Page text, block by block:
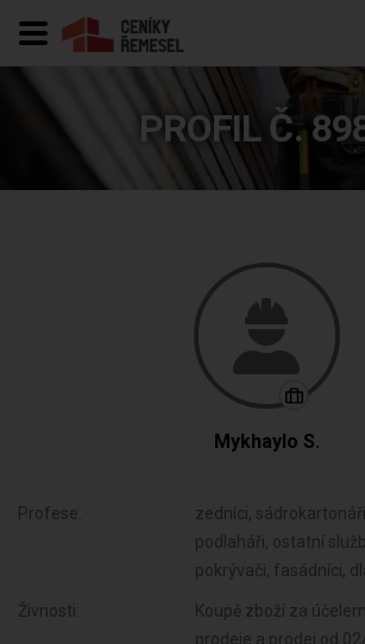
PROFIL Č.
Mykhaylo S.
Profese:
zedníci,
podlaháři, ostatní
pokrývači, fasádníci,
Živnosti: Koupě zboží za účelem jeho dalšího prodeje a prodej od 02/1997 , Zprostředkovatelská činnost od 02/1997 , Výroba kovových konstrukcí a kovodělných výrobků od 05/2018 , Výroba drážních hnacích vozidel a drážních vozidel na dráze tramvajové, trolejbusové a lanové a železničního parku od 05/2018 , Umělecko-řemeslné zpracování kovů od 05/2018 , Výroba jízdních kol, vozíků pro invalidy a jiných nemotorových dopravních prostředků od 05/2018 , Povrchové úpravy a svařování kovů a dalších materiálů od 05/2018 , Výroba a opravy čalounických výrobků od 05/2018 , Výroba měřicích, zkušebních, navigačních, optických a fotografických přístrojů a zařízení od 05/2018 , Výroba, opravy a údržba sportovních potřeb, her, hraček a dětských kočárků od 05/2018 , Výroba elektronických součástek, elektrických zařízení a výroba a opravy elektrických strojů, přístrojů a elektronických zařízení pracujících na malém napětí od 05/2018 , Výroba zdravotnických prostředků od 05/2018 , Výroba neelektrických zařízení pro domácnost od 05/2018 , Výroba a opravy zdrojů ionizujícího záření od 05/2018 , Výroba strojů a zařízení od 05/2018 , Výroba školních a kancelářských potřeb, kromě výrobků z papíru, výroba bižuterie, kartáčnického a konfekčního zboží, deštníků, upomínkových předmětů od 05/2018 , Výroba motorových a přípojných vozidel a karoserií od 05/2018 , Výroba dalších výrobků zpracovatelského průmyslu od 05/2018 , Provozování vodovodů a kanalizací a úprava a rozvod vody od 05/2018 , Nakládání s odpady (vyjma nebezpečných) od 05/2018 , Přípravné a dokončovací stavební práce, specializované stavební činnosti od 05/2018 , Sklenářské práce, rámování a paspartování od 05/2018 , Zprostředkování obchodu a služeb od 05/2018 , Velkoobchod a maloobchod od 05/2018 , Zastavárenská činnost a maloobchod s použitým zbožím od 05/2018 , Údržba motorových vozidel a jejich příslušenství od 05/2018 , Potrubní a pozemní doprava (vyjma železniční a silniční motorové dopravy) od 05/2018 , Zasilatelství a zastupování v celním řízení od 05/2018 , Skladování, balení zboží, manipulace s nákladem a technické činnosti v dopravě od 05/2018 , Ubytovací služby od 05/2018 , Poskytování software, poradenství v oblasti informačních technologií, zpracování dat, hostingové a související činnosti a webové portály od 05/2018 , Činnost informačních a zpravodajských kanceláří od 05/2018 , Pronájem a půjčování věcí movitých od 05/2018 , Poradenská a konzultační